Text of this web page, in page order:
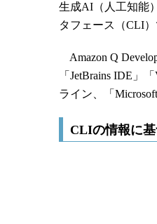
生成AI（人工知能
タフェース（CLI
Amazon Q
「JetBrains IDE」
ライン、「
CLIの情報に